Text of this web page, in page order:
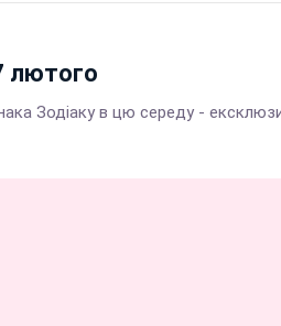
лютого
Зодіаку в цю середу -